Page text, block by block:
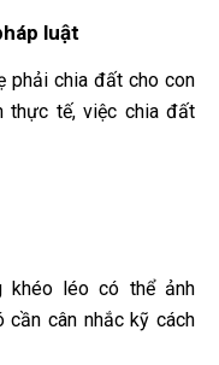
luật
phải chia đất cho con
thực tế, việc chia đất
khéo léo có thể ảnh
cần cân nhắc kỹ cách